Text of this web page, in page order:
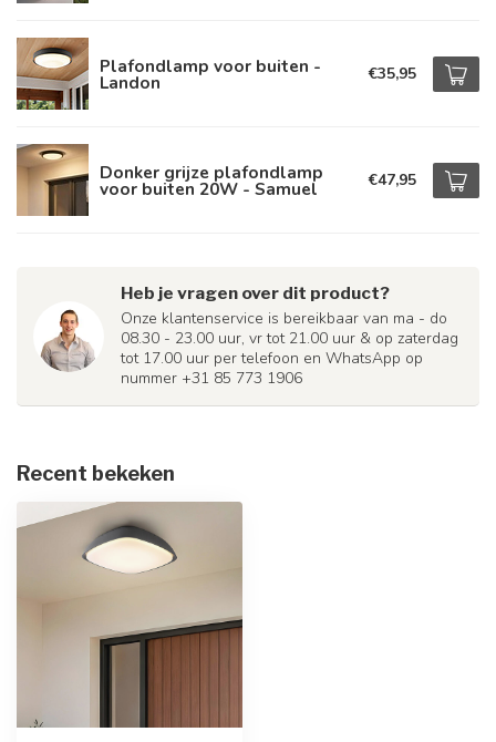
Plafondlamp voor buiten -
Landon €35,95
Donker grijze plafondlamp
voor buiten 20W - Samuel €47,95
Heb je vragen over dit product?
Onze klantenservice is bereikbaar van ma - do
08.30 - 23.00 uur, vr tot 21.00 uur & op zaterdag
tot 17.00 uur per telefoon en WhatsApp op
nummer +31 85 773 1906
Recent bekeken